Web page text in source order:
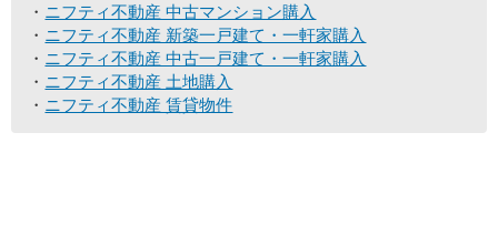
ニフティ不動産 中古マンション購入
ニフティ不動産 新築一戸建て・一軒家購入
ニフティ不動産 中古一戸建て・一軒家購入
ニフティ不動産 土地購入
ニフティ不動産 賃貸物件